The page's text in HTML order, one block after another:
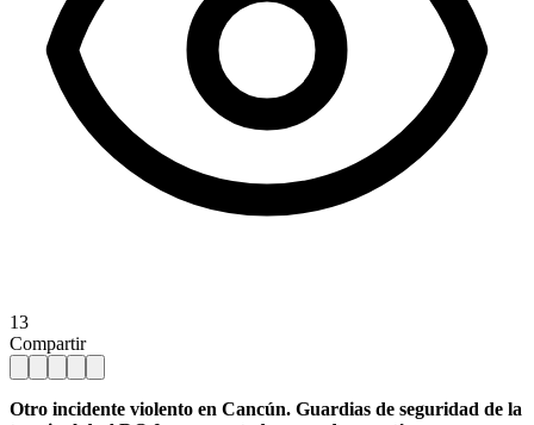
13
Compartir
Otro incidente violento en Cancún. Guardias de seguridad de la